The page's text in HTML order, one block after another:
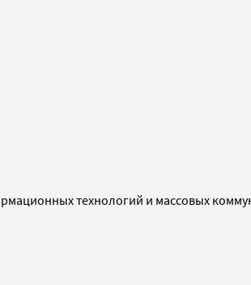
технологий и массовых